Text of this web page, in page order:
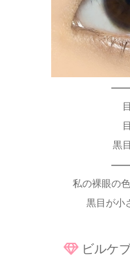
黒
私の裸眼の
黒目が小
ビルケ